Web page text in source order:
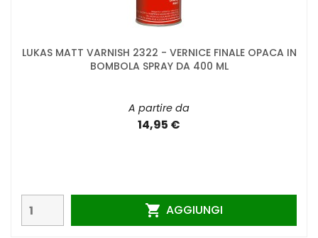
LUKAS MATT VARNISH 2322 - VERNICE FINALE OPACA IN
BOMBOLA SPRAY DA 400 ML
A partire da
14,95 €
 AGGIUNGI